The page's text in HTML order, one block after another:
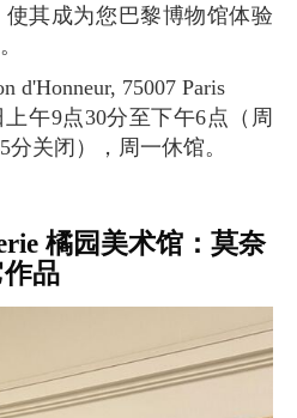
其成为您巴黎博物馆体验
d'Honneur, 75007 Paris
午9点30分至下午6点（周
关闭），周一休馆。
品